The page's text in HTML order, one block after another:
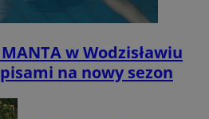
w Wodzisławiu
na nowy sezon